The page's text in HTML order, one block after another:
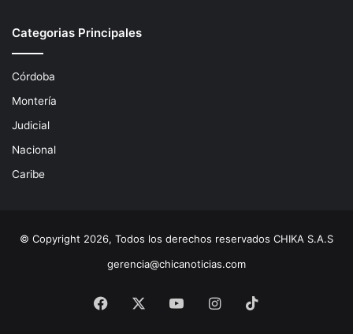
Categorias Principales
Córdoba
Montería
Judicial
Nacional
Caribe
© Copyright 2026, Todos los derechos reservados CHIKA S.A.S
gerencia@chicanoticias.com
Facebook YouTubeInstagram